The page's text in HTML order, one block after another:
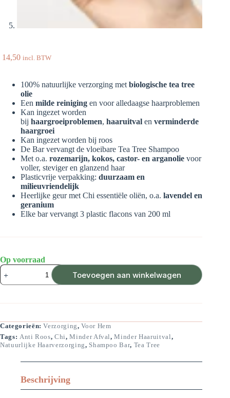
14,50 incl. BTW
100% natuurlijke verzorging metbiologische tea tree
olie
Een milde reiniging en voor alledaagse haarproblemen
Kan ingezet worden
bij haargroeiproblemen, haaruitval en verminderde
haargroei
Kan ingezet worden bij roos
De Bar vervangt de vloeibare Tea Tree Shampoo
Met o.a. rozemarijn, kokos, castor- en arganolie voor
voller, steviger en glanzend haar
Plasticvrije verpakking: duurzaam en
milieuvriendelijk
Heerlijke geur met Chi essentiële oliën, o.a. lavendel en
geranium
Elke bar vervangt 3 plastic flacons van 200 ml
Op voorraad
Tea
Tree
Shampoo
Toevoegen aan winkelwagen
Categorieën:Verzorging,Voor Hem
Tags: Anti Roos,Chi,Minder Afval,Minder Haaruitval,
Natuurlijke Haarverzorging, Shampoo Bar, Tea Tree
Beschrijving